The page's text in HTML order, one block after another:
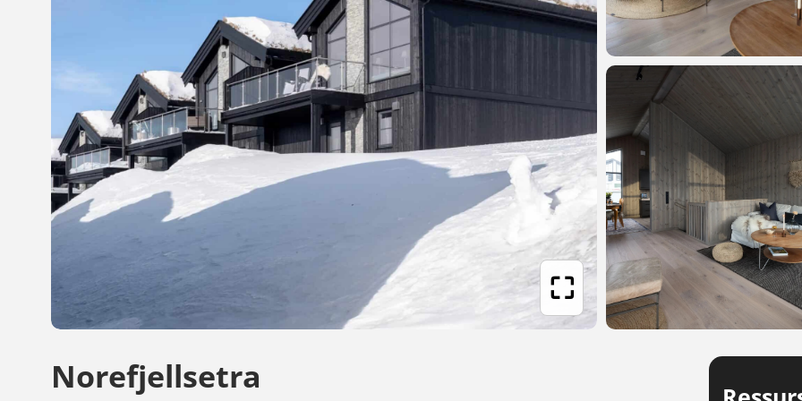
⛶
Norefjellsetra